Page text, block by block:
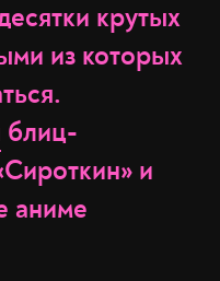
крутых
из которых
блиц-
и
аниме